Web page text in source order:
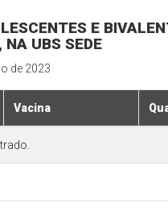
E
UBS SEDE
de 2023
Vacina